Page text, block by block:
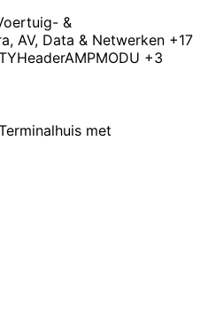
&
AV, Data & Netwerken +17
HeaderAMPMODU +3
met